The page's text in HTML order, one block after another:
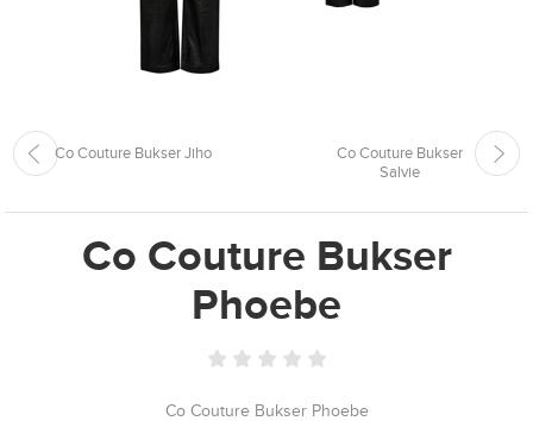
Co Couture Bukser Jiho
Co Couture Bukser
Salvie
Co Couture Bukser
Phoebe
Co Couture Bukser Phoebe